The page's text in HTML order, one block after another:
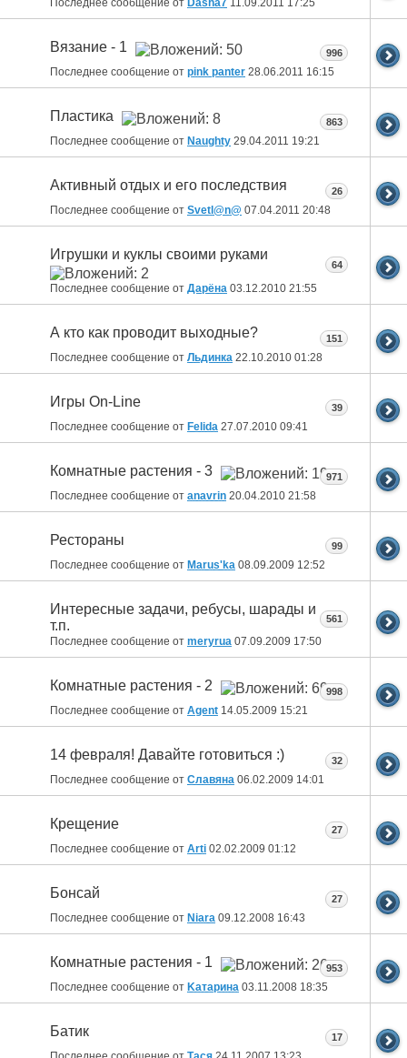
Вязание - 1
Последнее сообщение от pink panter 28.06.2011 16:15
996
Пластика
Последнее сообщение от Naughty 29.04.2011 19:21
863
Активный отдых и его последствия
Последнее сообщение от Svetl@n@ 07.04.2011 20:48
26
Игрушки и куклы своими руками
Последнее сообщение от Дарёна 03.12.2010 21:55
64
А кто как проводит выходные?
Последнее сообщение от Льдинка 22.10.2010 01:28
151
Игры On-Line
Последнее сообщение от Felida 27.07.2010 09:41
39
Комнатные растения - 3
Последнее сообщение от anavrin 20.04.2010 21:58
971
Рестораны
Последнее сообщение от Marus'ka 08.09.2009 12:52
99
Интересные задачи, ребусы, шарады и
т.п.
Последнее сообщение от meryrua 07.09.2009 17:50
561
Комнатные растения - 2
Последнее сообщение от Agent 14.05.2009 15:21
998
14 февраля! Давайте готовиться :)
Последнее сообщение от Славяна 06.02.2009 14:01
32
Крещение
Последнее сообщение от Arti 02.02.2009 01:12
27
Бонсай
Последнее сообщение от Niara 09.12.2008 16:43
27
Комнатные растения - 1
Последнее сообщение от Kатарина 03.11.2008 18:35
953
Батик 17